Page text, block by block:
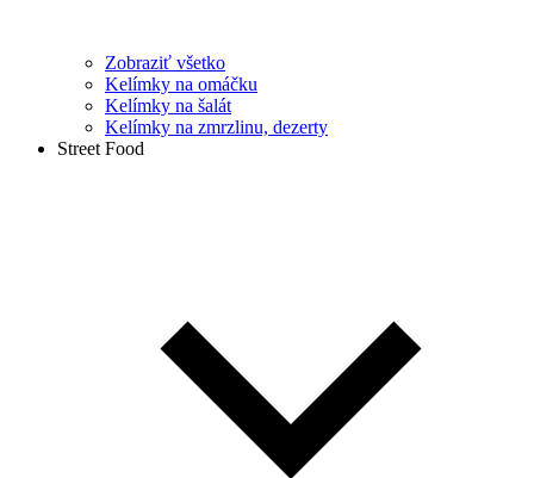
Zobraziť všetko
Kelímky na omáčku
Kelímky na šalát
Kelímky na zmrzlinu, dezerty
Street Food